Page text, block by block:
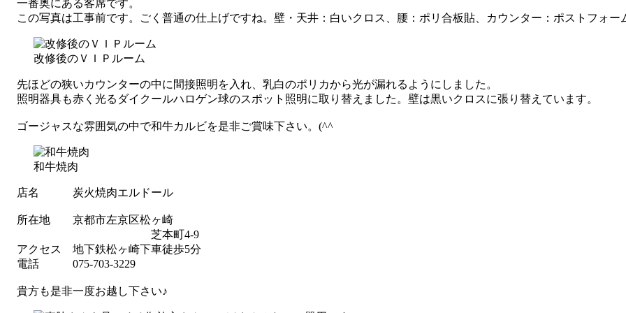
一番奥にある客席です。
この写真は工事前です。ごく普通の仕上げですね。壁・天井：白いクロス、腰：ポリ合板貼、カウンター：ポストフォー
改修後のＶＩＰルーム
先ほどの狭いカウンターの中に間接照明を入れ、乳白のポリカから光が漏れるようにしました。
照明器具も赤く光るダイクールハロゲン球のスポット照明に取り替えました。壁は黒いクロスに張り替えています。
ゴージャスな雰囲気の中で和牛カルビを是非ご賞味下さい。(^^ゞ
和牛焼肉
店名 炭火焼肉エルドール
所在地 京都市左京区松ヶ崎
芝本町4-9
アクセス 地下鉄松ヶ崎下車徒歩5分
電話 075-703-3229
貴方も是非一度お越し下さい♪